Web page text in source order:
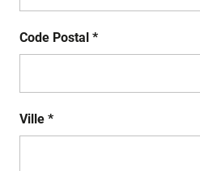
Code Postal *
Ville *